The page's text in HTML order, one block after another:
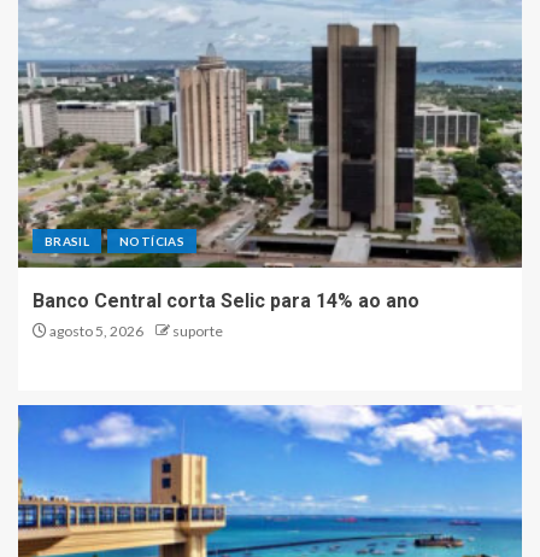
BRASIL NOTÍCIAS
Banco Central corta Selic para 14% ao ano
agosto 5, 2026 suporte